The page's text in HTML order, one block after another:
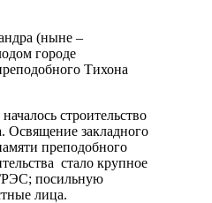
(ныне –
городе
Тихона
строительство
Освящение закладного
преподобного
стало крупное
посильную
лица.